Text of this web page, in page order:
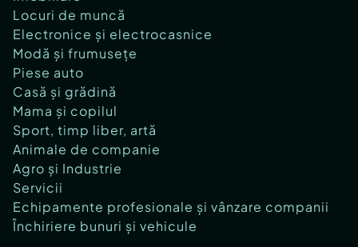
Locuri de muncă
Electronice și electrocasnice
Modă și frumusețe
Piese auto
Casă și grădină
Mama și copilul
Sport, timp liber, artă
Animale de companie
Agro și Industrie
Servicii
Echipamente profesionale și vânzare companii
Închiriere bunuri și vehicule